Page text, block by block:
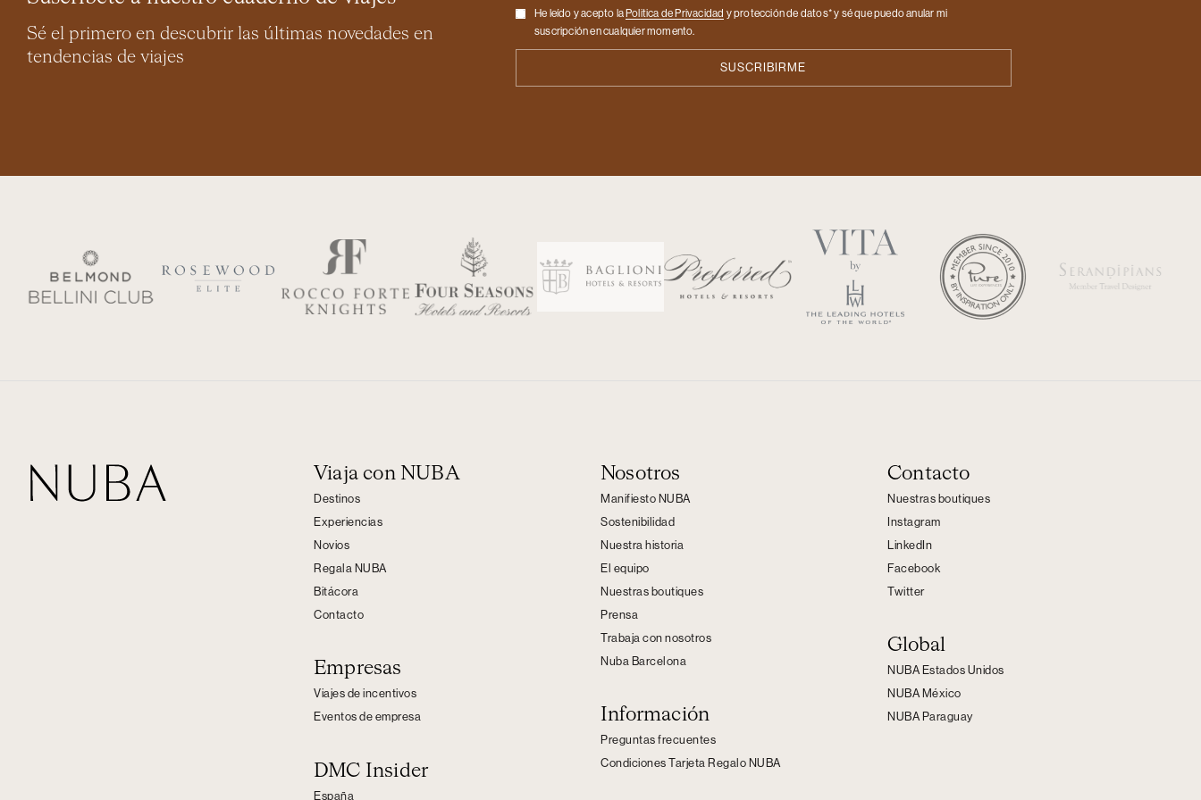
Sé el primero en descubrir las últimas novedades en
tendencias de viajes
Checkbox
He leído y acepto la Politica de Privacidad y protección de datos* y sé que puedo anular mi
suscripción en cualquier momento.
Viaja con NUBA
Destinos
Experiencias
Novios
Regala NUBA
Bitácora
Contacto
Empresas
Viajes de incentivos
Eventos de empresa
DMC Insider
España
Nosotros
Manifiesto NUBA
Sostenibilidad
Nuestra historia
El equipo
Nuestras boutiques
Prensa
Trabaja con nosotros
Nuba Barcelona
Información
Preguntas frecuentes
Condiciones Tarjeta Regalo NUBA
Contacto
Nuestras boutiques
Instagram
LinkedIn
Facebook
Twitter
Global
NUBA Estados Unidos
NUBA México
NUBA Paraguay